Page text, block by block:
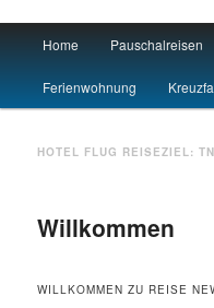
Urlaub
Skip to primary content
Skip to secondary content
Home Pauschalreisen
Ferienwohnung
HOTEL FLUG REISEZIEL:TN
Willkommen
WILLKOMMEN ZU REISE